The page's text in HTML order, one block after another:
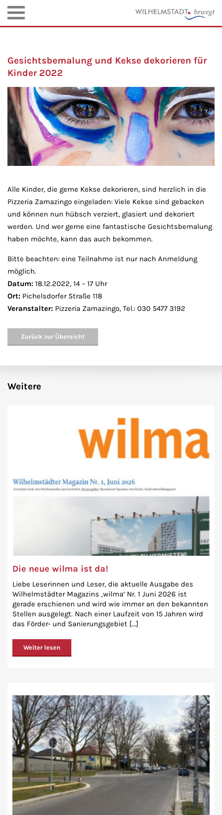
Gesichtsbemalung und Kekse dekorieren für
Kinder 2022
Alle Kinder, die gerne Kekse dekorieren, sind herzlich in die
Pizzeria Zamazingo eingeladen: Viele Kekse sind gebacken
und können nun hübsch verziert, glasiert und dekoriert
werden. Und wer gerne eine fantastische Gesichtsbemalung
haben möchte, kann das auch bekommen.
Bitte beachten: eine Teilnahme ist nur nach Anmeldung
möglich.
Datum: 18.12.2022, 14 – 17 Uhr
Ort: Pichelsdorfer Straße 118
Veranstalter: Pizzeria Zamazingo, Tel.: 030 5477 3192
Zurück zur Übersicht
Weitere
Die neue wilma ist da!
Liebe Leserinnen und Leser, die aktuelle Ausgabe des
Wilhelmstädter Magazins ‚wilma‘ Nr. 1 Juni 2026 ist
gerade erschienen und wird wie immer an den bekannten
Stellen ausgelegt. Nach einer Laufzeit von 15 Jahren wird
das Förder- und Sanierungsgebiet [...]
Weiter lesen